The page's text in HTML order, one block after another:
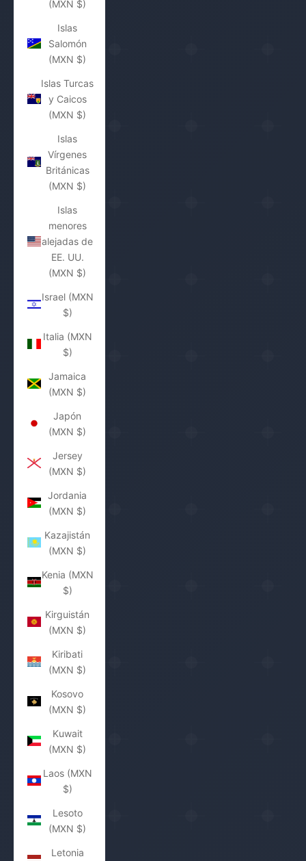
(MXN $)
Islas
Salomón
(MXN $)
Islas Turcas
y Caicos
(MXN $)
Islas
Vírgenes
Británicas
(MXN $)
Islas
menores
alejadas de
EE. UU.
(MXN $)
Israel (MXN
$)
Italia (MXN
$)
Jamaica
(MXN $)
Japón
(MXN $)
Jersey
(MXN $)
Jordania
(MXN $)
Kazajistán
(MXN $)
Kenia (MXN
$)
Kirguistán
(MXN $)
Kiribati
(MXN $)
Kosovo
(MXN $)
Kuwait
(MXN $)
Laos (MXN
$)
Lesoto
(MXN $)
Letonia